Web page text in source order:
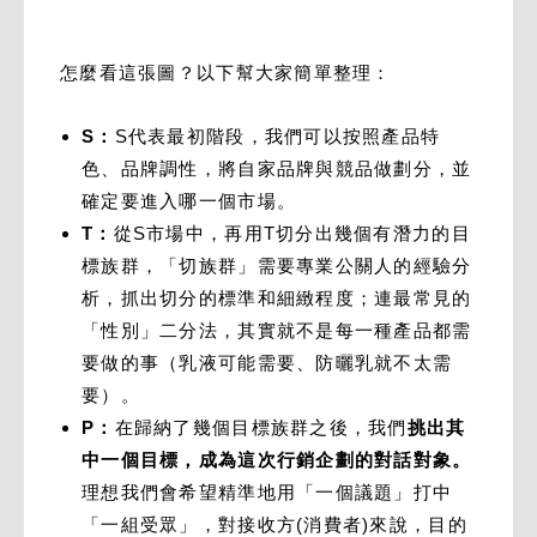
怎麼看這張圖？以下幫大家簡單整理：
S： S代表最初階段，我們可以按照產品特
色、品牌調性，將自家品牌與競品做劃分，並
確定要進入哪一個市場。
T： 從S市場中，再用T切分出幾個有潛力的目
標族群，「切族群」需要專業公關人的經驗分
析，抓出切分的標準和細緻程度；連最常見的
「性別」二分法，其實就不是每一種產品都需
要做的事（乳液可能需要、防曬乳就不太需
要）。
P： 在歸納了幾個目標族群之後，我們挑出其
中一個目標，成為這次行銷企劃的對話對象。
理想我們會希望精準地用「一個議題」打中
「一組受眾」，對接收方(消費者)來說，目的